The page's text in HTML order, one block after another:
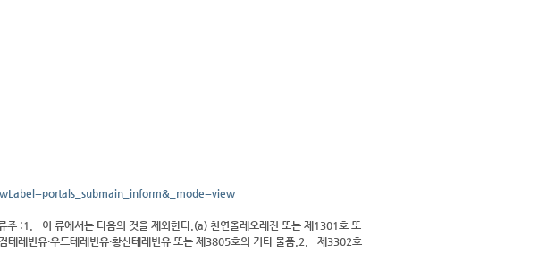
:1. - 이 류에서는 다음의 것을 제외한다.(a) 천연올레오레진 또는 제1301호 또
레빈유·우드테레빈유·황산테레빈유 또는 제3805호의 기타 물품.2. - 제3302호